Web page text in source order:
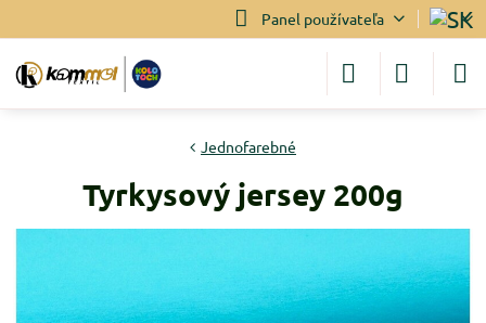
Panel používateľa
Jednofarebné
Tyrkysový jersey 200g